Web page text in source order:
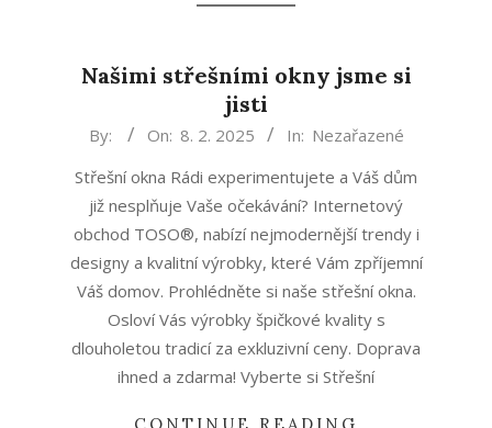
Našimi střešními okny jsme si
jisti
2025-
08
By: On: 8. 2. 2025 In: Nezařazené
Střešní okna Rádi experimentujete a Váš dům
již nesplňuje Vaše očekávání? Internetový
obchod TOSO®, nabízí nejmodernější trendy i
designy a kvalitní výrobky, které Vám zpříjemní
Váš domov. Prohlédněte si naše střešní okna.
Osloví Vás výrobky špičkové kvality s
dlouholetou tradicí za exkluzivní ceny. Doprava
ihned a zdarma! Vyberte si Střešní